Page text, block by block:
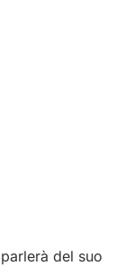
del suo